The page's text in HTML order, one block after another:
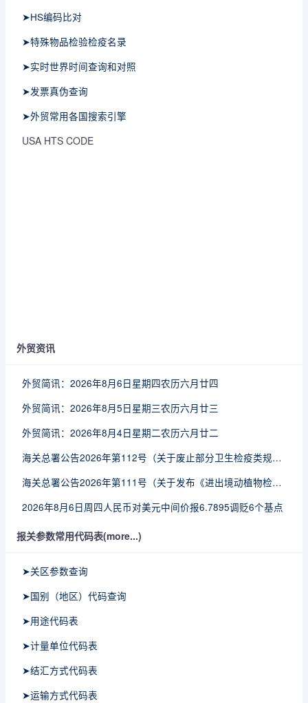
➤HS编码比对
➤特殊物品检验检疫名录
➤实时世界时间查询和对照
➤发票真伪查询
➤外贸常用各国搜索引擎
USA HTS CODE
外贸资讯
外贸简讯：2026年8月6日星期四农历六月廿四
外贸简讯：2026年8月5日星期三农历六月廿三
外贸简讯：2026年8月4日星期二农历六月廿二
海关总署公告2026年第112号（关于废止部分卫生检疫类规范性文件的公告）
海关总署公告2026年第111号（关于发布《进出境动植物检疫处理监督管理工作规定》《进出境卫生处理监督管理工作规定》的公告）
2026年8月6日周四人民币对美元中间价报6.7895调贬6个基点
报关参数常用代码表(more...)
➤关区参数查询
➤国别（地区）代码查询
➤用途代码表
➤计量单位代码表
➤结汇方式代码表
➤运输方式代码表